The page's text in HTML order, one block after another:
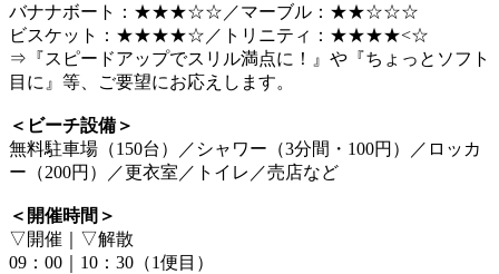
バナナボート：★★★☆☆／マーブル：★★☆☆☆
ビスケット：★★★★☆／トリニティ：★★★★<☆
⇒『スピードアップでスリル満点に！』や『ちょっとソフト
目に』等、ご要望にお応えします。
＜ビーチ設備＞
無料駐車場（150台）／シャワー（3分間・100円）／ロッカ
ー（200円）／更衣室／トイレ／売店など
＜開催時間＞
▽開催｜▽解散
09：00｜10：30（1便目）